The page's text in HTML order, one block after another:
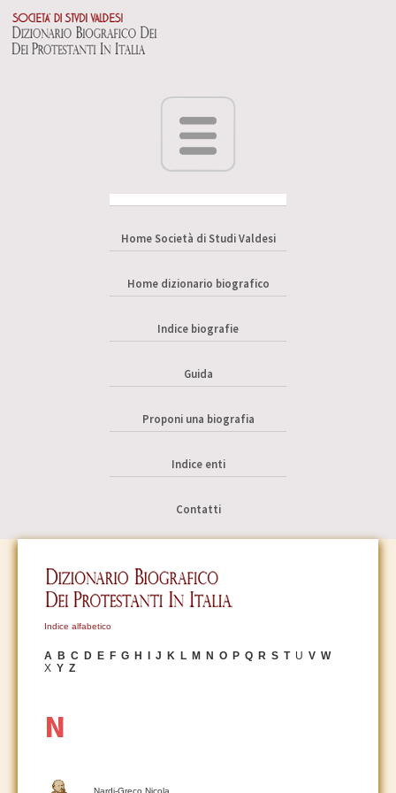
Home Società di Studi Valdesi
Home dizionario biografico
Indice biografie
Guida
Proponi una biografia
Indice enti
Contatti
Indice alfabetico
A B C D E F G H J K L M N O P Q R S T U V W
X Y Z
N
Nardi-Greco Nicola